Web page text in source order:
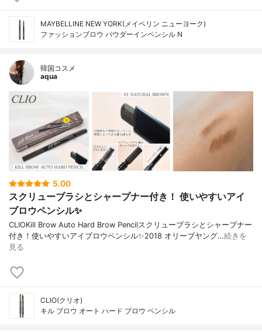
MAYBELLINE NEW YORK(メイベリン ニューヨーク)
ファッションブロウ パウダーイン​ペンシル N
韓国コスメ
aqua
5.00
スクリューブラシとシャープナー付き！ 使いやすいアイ
ブロウペンシル✨
CLIOKill Brow Auto Hard Brow Pencilスクリューブラシとシャープナー
付き！使いやすいアイブロウペンシル✨2018 オリーブヤング…続きを
見る
CLIO(クリオ)
キル ブロウ オート ハード ブロウ ペンシル